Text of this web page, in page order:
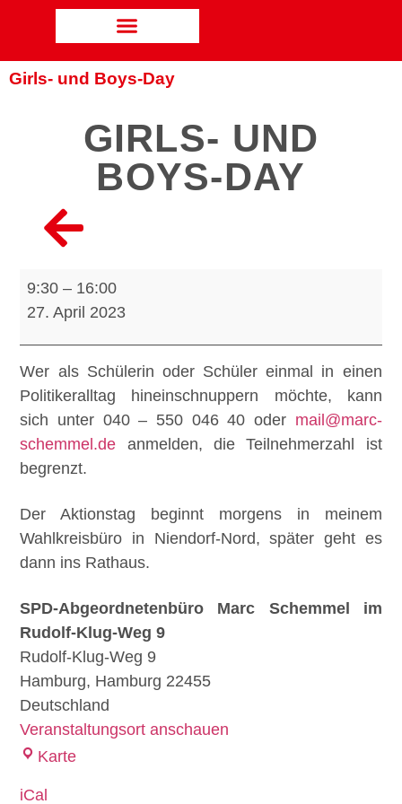
Girls- und Boys-Day
GIRLS- UND
BOYS-DAY
9:30 – 16:00
27. April 2023
Wer als Schülerin oder Schüler einmal in einen
Politikeralltag hineinschnuppern möchte, kann
sich unter 040 – 550 046 40 oder mail@marc-
schemmel.de anmelden, die Teilnehmerzahl ist
begrenzt.
Der Aktionstag beginnt morgens in meinem
Wahlkreisbüro in Niendorf-Nord, später geht es
dann ins Rathaus.
SPD-Abgeordnetenbüro Marc Schemmel im
Rudolf-Klug-Weg 9
Rudolf-Klug-Weg 9
Hamburg, Hamburg 22455
Deutschland
Veranstaltungsort anschauen
Karte
iCal